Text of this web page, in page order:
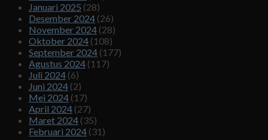
Januari 2025 (28)
Desember 2024 (26)
November 2024 (28)
Oktober 2024 (108)
September 2024 (177)
Agustus 2024 (117)
Juli 2024 (6)
Juni 2024 (2)
Mei 2024 (17)
April 2024 (27)
Maret 2024 (35)
Februari 2024 (31)